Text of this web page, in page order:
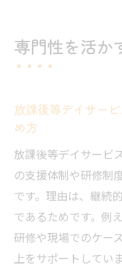
専門性を活か
放課後等デイサー
め方
放課後等デイサービ
の支援体制や研修制
です。理由は、継続
であるためです。例
研修や現場でのケー
上をサポートしてい